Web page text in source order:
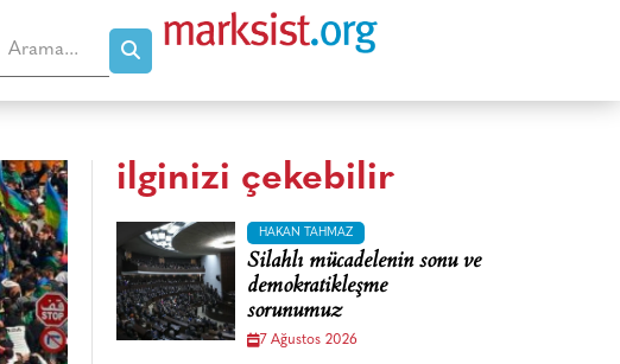
ilginizi çekebilir
HAKAN TAHMAZ
Silahlı mücadelenin sonu ve
demokratikleşme
sorunumuz
7 Ağustos 2026